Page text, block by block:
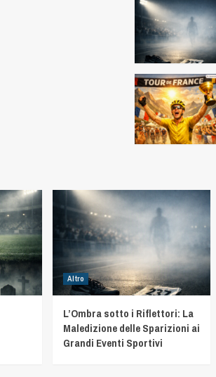
Altro
L’Ombra sotto i Riflettori: La
Maledizione delle Sparizioni ai
Grandi Eventi Sportivi